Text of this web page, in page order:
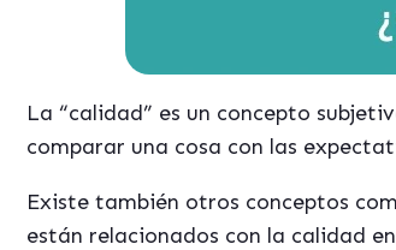
La “calidad” es un concepto
comparar una cosa con las
Existe también otros conceptos
están relacionados con la calidad